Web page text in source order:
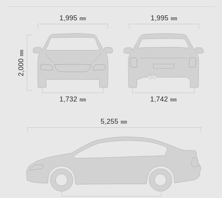
1,995 ㎜ 1,995 ㎜
2,000 ㎜
1,732 ㎜ 1,742 ㎜
5,255 ㎜